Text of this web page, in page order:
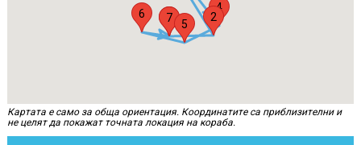
1 2
4
5
6 7
Картата е само за обща ориентация. Координатите са приблизителни и
не целят да покажат точната локация на кораба.